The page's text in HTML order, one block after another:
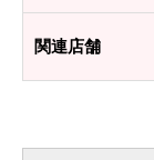
関連店舗